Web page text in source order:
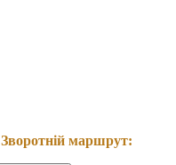
Зворотній маршрут: